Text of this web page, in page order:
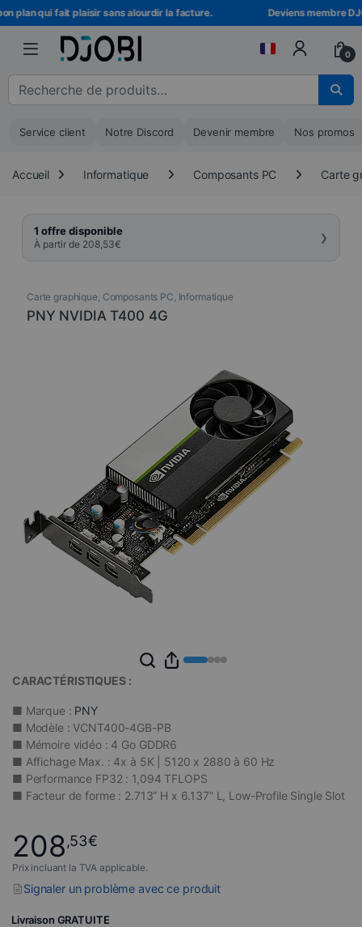
Skip to navigation
Skip to content
plan qui fait plaisir sans alourdir la facture. Deviens membre
0
Recherche pour :
Service client Notre Discord Devenir membre Nos promos
Accueil Informatique Composants PC Carte
1 offre disponible
À partir de 208,53€ ›
Carte graphique, Composants PC, Informatique
PNY NVIDIA T400 4G
CARACTÉRISTIQUES :
■ Marque : PNY
■ Modèle : VCNT400-4GB-PB
■ Mémoire vidéo : 4 Go GDDR6
■ Affichage Max. : 4x à 5K | 5120 x 2880 à 60 Hz
■ Performance FP32 : 1,094 TFLOPS
■ Facteur de forme : 2.713” H x 6.137” L, Low-Profile Single Slot
208,53€
Prix incluant la TVA applicable.
Signaler un problème avec ce produit
Livraison GRATUITE